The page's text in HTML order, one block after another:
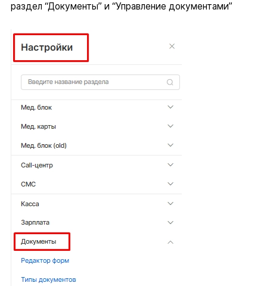
раздел “Документы” и “Управление документами”